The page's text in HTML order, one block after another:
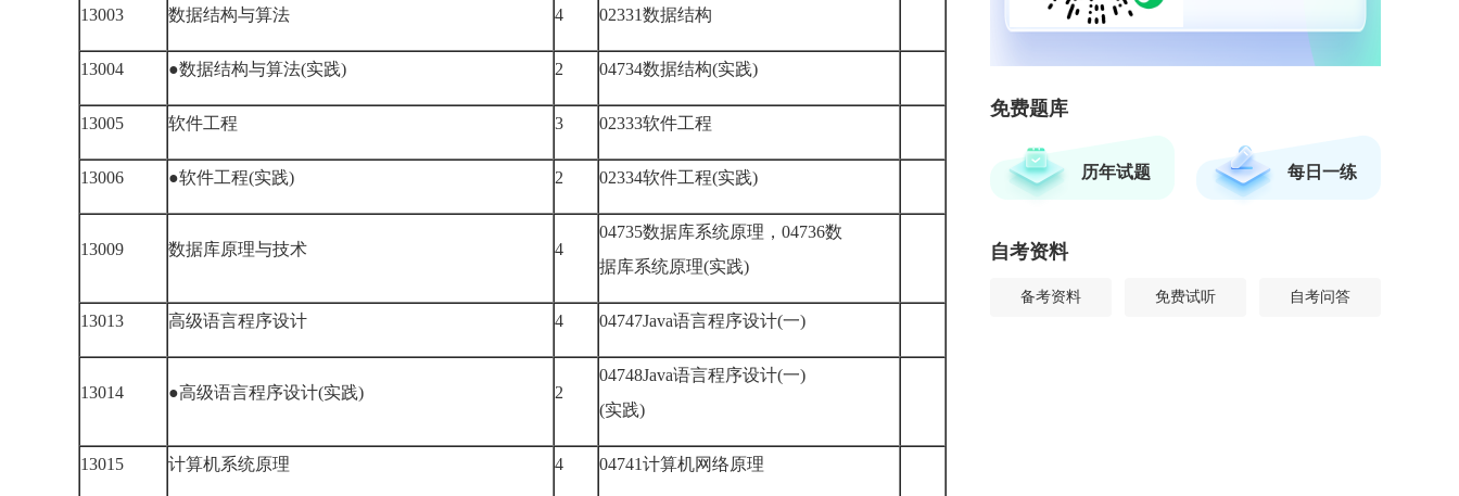
13003 数据结构与算法 4 02331数据结构
13004 ●数据结构与算法(实践) 2 04734数据结构(实践)
13005 软件工程 3 02333软件工程
13006 ●软件工程(实践) 2 02334软件工程(实践)
13009 数据库原理与技术 4
04735数据库系统原理，04736数
据库系统原理(实践)
13013 高级语言程序设计 4 04747Java语言程序设计(一)
13014 ●高级语言程序设计(实践) 2
04748Java语言程序设计(一)
(实践)
13015 计算机系统原理 4 04741计算机网络原理
免费题库
历年试题 每日一练
自考资料
备考资料 免费试听 自考问答